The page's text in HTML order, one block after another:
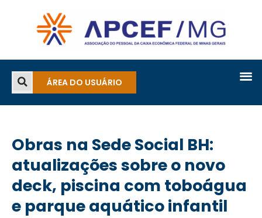
ÁREA DO USUÁRIO
Obras na Sede Social BH:
atualizações sobre o novo
deck, piscina com toboágua
e parque aquático infantil